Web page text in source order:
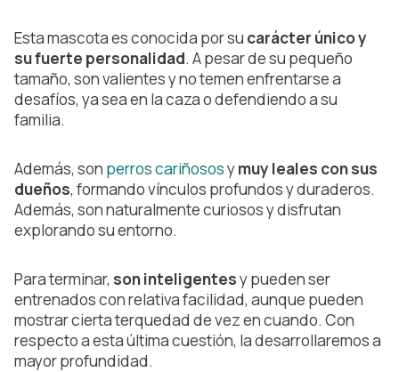
Esta mascota es conocida por su carácter único y
su fuerte personalidad. A pesar de su pequeño
tamaño, son valientes y no temen enfrentarse a
desafíos, ya sea en la caza o defendiendo a su
familia.
Además, son perros cariñososymuy leales con sus
dueños, formando vínculos profundos y duraderos.
Además, son naturalmente curiosos y disfrutan
explorando su entorno.
Para terminar, son inteligentesy pueden ser
entrenados con relativa facilidad, aunque pueden
mostrar cierta terquedad de vez en cuando. Con
respecto a esta última cuestión, la desarrollaremos a
mayor profundidad.